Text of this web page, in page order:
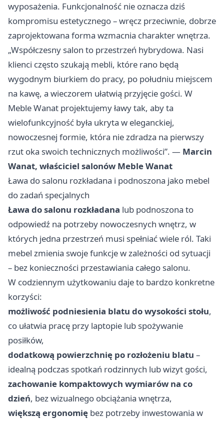
wyposażenia. Funkcjonalność nie oznacza dziś
kompromisu estetycznego – wręcz przeciwnie, dobrze
zaprojektowana forma wzmacnia charakter wnętrza.
„Współczesny salon to przestrzeń hybrydowa. Nasi
klienci często szukają mebli, które rano będą
wygodnym biurkiem do pracy, po południu miejscem
na kawę, a wieczorem ułatwią przyjęcie gości. W
Meble Wanat projektujemy ławy tak, aby ta
wielofunkcyjność była ukryta w eleganckiej,
nowoczesnej formie, która nie zdradza na pierwszy
rzut oka swoich technicznych możliwości”. — Marcin
Wanat, właściciel salonów Meble Wanat
Ława do salonu rozkładana i podnoszona jako mebel
do zadań specjalnych
Ława do salonu rozkładana lub podnoszona to
odpowiedź na potrzeby nowoczesnych wnętrz, w
których jedna przestrzeń musi spełniać wiele ról. Taki
mebel zmienia swoje funkcje w zależności od sytuacji
– bez konieczności przestawiania całego salonu.
W codziennym użytkowaniu daje to bardzo konkretne
korzyści:
możliwość podniesienia blatu do wysokości stołu,
co ułatwia pracę przy laptopie lub spożywanie
posiłków,
dodatkową powierzchnię po rozłożeniu blatu –
idealną podczas spotkań rodzinnych lub wizyt gości,
zachowanie kompaktowych wymiarów na co
dzień, bez wizualnego obciążania wnętrza,
większą ergonomię bez potrzeby inwestowania w